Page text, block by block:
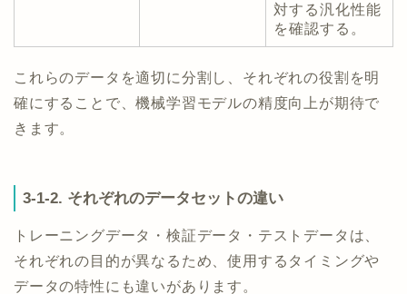
対する汎化性能
を確認する。
これらのデータを適切に分割し、それぞれの役割を明
確にすることで、機械学習モデルの精度向上が期待で
きます。
3-1-2. それぞれのデータセットの違い
トレーニングデータ・検証データ・テストデータは、
それぞれの目的が異なるため、使用するタイミングや
データの特性にも違いがあります。